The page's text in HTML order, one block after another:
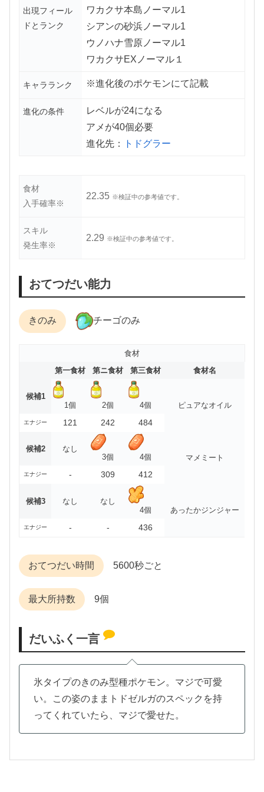
出現フィール
ドとランク
ワカクサ本島ノーマル1
シアンの砂浜ノーマル1
ウノハナ雪原ノーマル1
ワカクサEXノーマル１
キャラランク ※進化後のポケモンにて記載
進化の条件
レベルが24になる
アメが40個必要
進化先：
トドグラー
食材
入手確率※
22.35 ※検証中の参考値です。
スキル
発生率※
2.29 ※検証中の参考値です。
おてつだい能力
きのみ チーゴのみ
食材
第一食材
第ニ食材 第三食材 食材名
候補1
1個
2個 4個 ピュアなオイル
エナジー 121 242 484
候補2
なし
3個
4個 マメミート
エナジー - 309 412
候補3 なし
なし
4個
あったかジンジャー
エナジー - - 436
おてつだい時間 5600秒ごと
最大所持数 9個
だいふく一言
氷タイプのきのみ型種ポケモン。マジで可愛
い。この姿のままトドゼルガのスペックを持
ってくれていたら、マジで愛せた。